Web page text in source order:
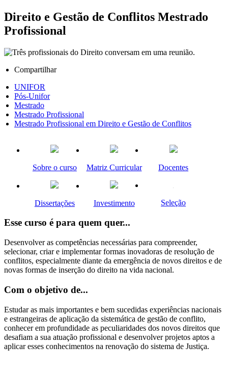
Direito e Gestão de Conflitos Mestrado
Profissional
Compartilhar
UNIFOR
Pós-Unifor
Mestrado
Mestrado Profissional
Mestrado Profissional em Direito e Gestão de Conflitos
Sobre o curso Matriz Curricular Docentes
Dissertações Investimento Seleção
Esse curso é para quem quer...
Desenvolver as competências necessárias para compreender,
selecionar, criar e implementar formas inovadoras de resolução de
conflitos, especialmente diante da emergência de novos direitos e de
novas formas de inserção do direito na vida nacional.
Com o objetivo de...
Estudar as mais importantes e bem sucedidas experiências nacionais
e estrangeiras de aplicação da sistemática de gestão de conflito,
conhecer em profundidade as peculiaridades dos novos direitos que
desafiam a sua atuação profissional e desenvolver projetos aptos a
aplicar esses conhecimentos na renovação do sistema de Justiça.